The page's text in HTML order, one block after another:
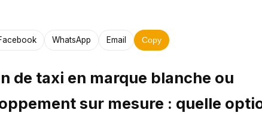
WhatsApp Email Copy
de taxi en marque blanche ou
sur mesure : quelle